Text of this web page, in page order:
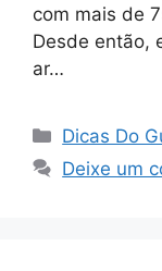
com mais de
Desde então,
ar…
Categorias
Dicas Do
Deixe um